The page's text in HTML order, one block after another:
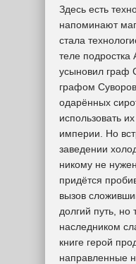
Здесь есть
напоминают
стала
теле подростка
усыновил граф
графом
одарённых
использовать
империи. Но
заведении
никому не
придётся
вызов
долгий путь, но
наследником
книге герой
направленные